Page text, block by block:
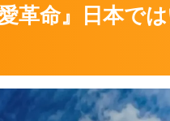
革命』日本で